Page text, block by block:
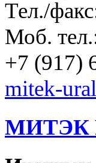
Тел./
Моб.
+7 (917)
mitek-
МИТЭК